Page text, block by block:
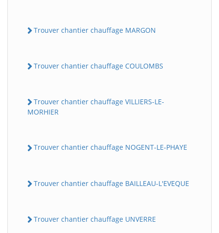
Trouver chantier chauffage MARGON
Trouver chantier chauffage COULOMBS
Trouver chantier chauffage VILLIERS-LE-
MORHIER
Trouver chantier chauffage NOGENT-LE-PHAYE
Trouver chantier chauffage BAILLEAU-L'EVEQUE
Trouver chantier chauffage UNVERRE